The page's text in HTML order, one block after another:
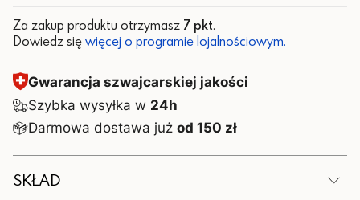
Za zakup produktu otrzymasz 7 pkt.
Dowiedz się więcej o programie lojalnościowym.
Gwarancja szwajcarskiej jakości
Szybka wysyłka w 24h
Darmowa dostawa jużod 150 zł
SKŁAD